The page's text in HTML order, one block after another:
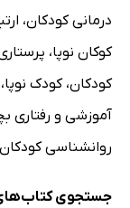
درمانی کودکان،
کوکان نوپا،
کودکان،کودک نوپا
آموزشی و رفتاری
روانشناسی کودکان
جستجوی